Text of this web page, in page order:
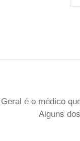
é o médico
Alguns